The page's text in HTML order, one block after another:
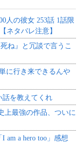
人の彼女 253話 1話限
ネタバレ注意】
ね』と冗談で言うこ
に行き来できるんや
話を教えてくれ
上最強の作品、ついに
am a hero too」感想